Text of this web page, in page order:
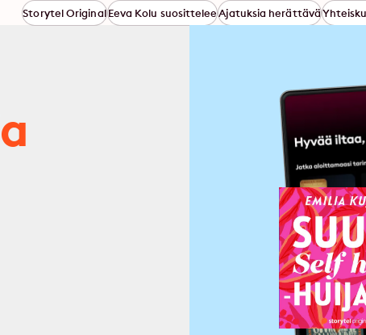
Storytel OriginalEeva Kolu suositteleeAjatuksia herättävä